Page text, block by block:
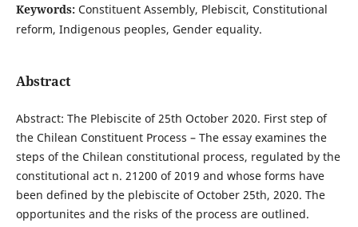
Keywords: Constituent Assembly, Plebiscit, Constitutional
reform, Indigenous peoples, Gender equality.
Abstract
Abstract: The Plebiscite of 25th October 2020. First step of
the Chilean Constituent Process – The essay examines the
steps of the Chilean constitutional process, regulated by the
constitutional act n. 21200 of 2019 and whose forms have
been defined by the plebiscite of October 25th, 2020. The
opportunites and the risks of the process are outlined.